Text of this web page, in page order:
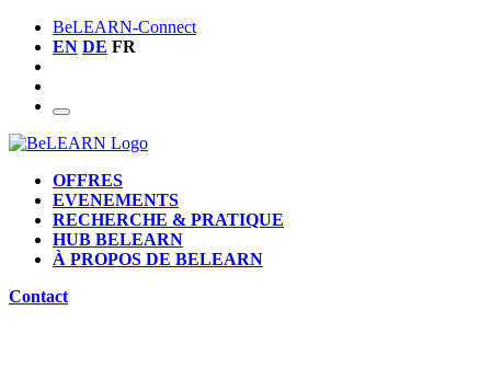
BeLEARN-Connect
EN DE FR
OFFRES
EVENEMENTS
RECHERCHE & PRATIQUE
HUB BELEARN
À PROPOS DE BELEARN
Contact